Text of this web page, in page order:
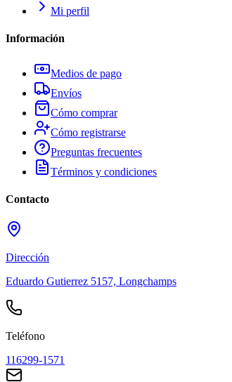
Mi perfil
Información
Medios de pago
Envíos
Cómo comprar
Cómo registrarse
Preguntas frecuentes
Términos y condiciones
Contacto
Dirección
Eduardo Gutierrez 5157, Longchamps
Teléfono
116299-1571